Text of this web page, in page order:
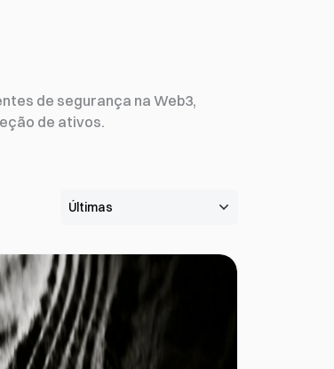
de segurança na Web3,
de ativos.